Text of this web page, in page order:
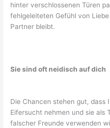
hinter verschlossenen Türen
fehlgeleiteten Gefühl von
Partner bleibt.
Sie sind oft neidisch auf dich
Die Chancen stehen gut, dass
Eifersucht nehmen und sie als
falscher Freunde verwenden